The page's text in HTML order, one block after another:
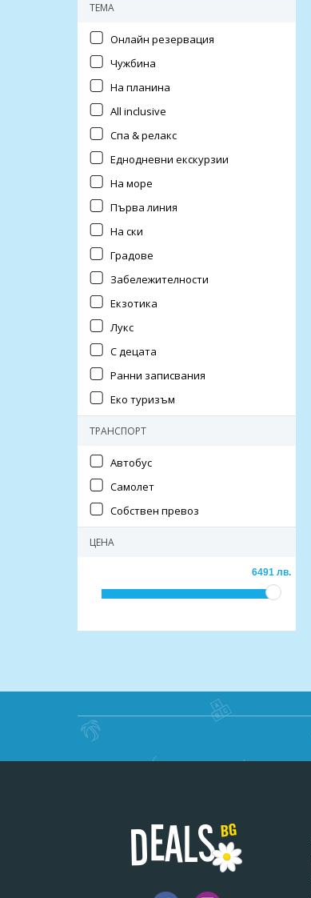
ТЕМА
Онлайн резервация
Чужбина
На планина
All inclusive
Спа & релакс
Еднодневни екскурзии
На море
Първа линия
На ски
Градове
Забележителности
Екзотика
Лукс
С децата
Ранни записвания
Еко туризъм
ТРАНСПОРТ
Автобус
Самолет
Собствен превоз
ЦЕНА
6491 лв.